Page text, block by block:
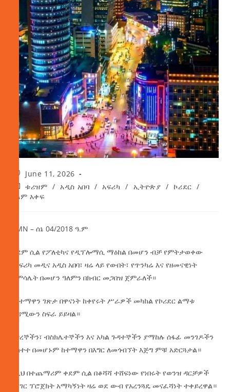
June 11, 2026
ቱሪዝም / አዲስ አበባ / አፍሪካ / ኢትዮጵያ / ኮሪደር /
ዓለም አቀፍ
AMN – ሰኔ 04/2018 ዓ.ም
ቀደም ሲል የፖለቲካና የዲፕሎማሲ ማዕከል በመሆን ብቻ የምትታወቀው
የአፍሪካ መዲና አዲስ አበባ፣ ዛሬ ላይ የውበት፣ የጥንካሬ እና የዘመናዊነት
ተምሳሌት በመሆን ዓለምን በክብር መጋበዝ ጀምራለች።
የከተማዋን ገጽታ በዋናነት ከቀየሩት ሥራዎች መካከል የኮሪደር ልማቱ
ቀዳሚውን ስፍራ ይይዛል።
እግረኞችን፣ ብስክሌተኞችን እና አካል ጉዳተኞችን ያማከሉ ሰፋፊ መንገዶችን
ያካተተ በመሆኑም ከተማዋን በእግር ለመጎብኘት እጅግ ምቹ አድርጓታል።
ከዚህ በተጨማሪም ቀደም ሲል በቆሻሻ ተሸፍነው የነበሩት የወንዝ ዳርቻዎች
በሸገር ፕሮጀክት አማካኝነት ዛሬ ወደ ውብ የአረንጓዴ መናፈሻነት ተቀይረዋል።